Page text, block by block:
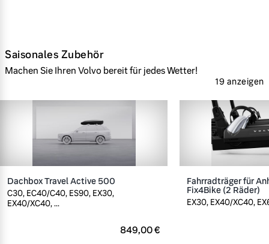
Saisonales Zubehör
Machen Sie Ihren Volvo bereit für jedes Wetter!
19 anzeigen
Dachbox Travel Active 500
C30, EC40/C40, ES90, EX30,
EX40/XC40, ...
849,00 €
Fahrradträger für
Fix4Bike (2 Räder)
EX30, EX40/XC40,